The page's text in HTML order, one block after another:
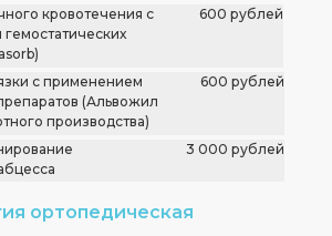
ортопедическая
кровотечения с
600 рублей
с применением
(Альвожил
производства)
600 рублей
3 000 рублей